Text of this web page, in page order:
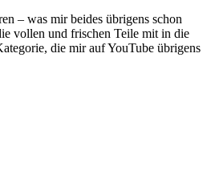
– was mir beides übrigens schon
vollen und frischen Teile mit in die
die mir auf YouTube übrigens